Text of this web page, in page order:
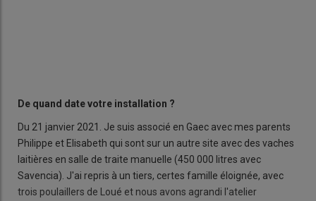
De quand date votre installation ?
Du 21 janvier 2021. Je suis associé en Gaec avec mes parents
Philippe et Elisabeth qui sont sur un autre site avec des vaches
laitières en salle de traite manuelle (450 000 litres avec
Savencia). J'ai repris à un tiers, certes famille éloignée, avec
trois poulaillers de Loué et nous avons agrandi l'atelier